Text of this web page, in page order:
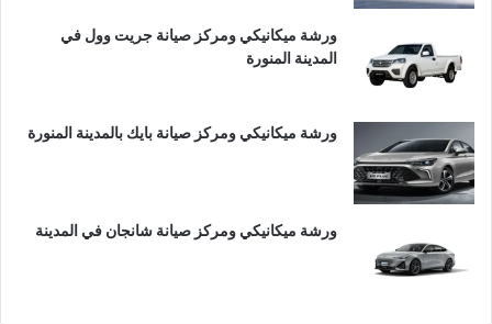
ورشة ميكانيكي ومركز صيانة جريت وول في
المدينة المنورة
ورشة ميكانيكي ومركز صيانة بايك بالمدينة المنورة
ورشة ميكانيكي ومركز صيانة شانجان في المدينة